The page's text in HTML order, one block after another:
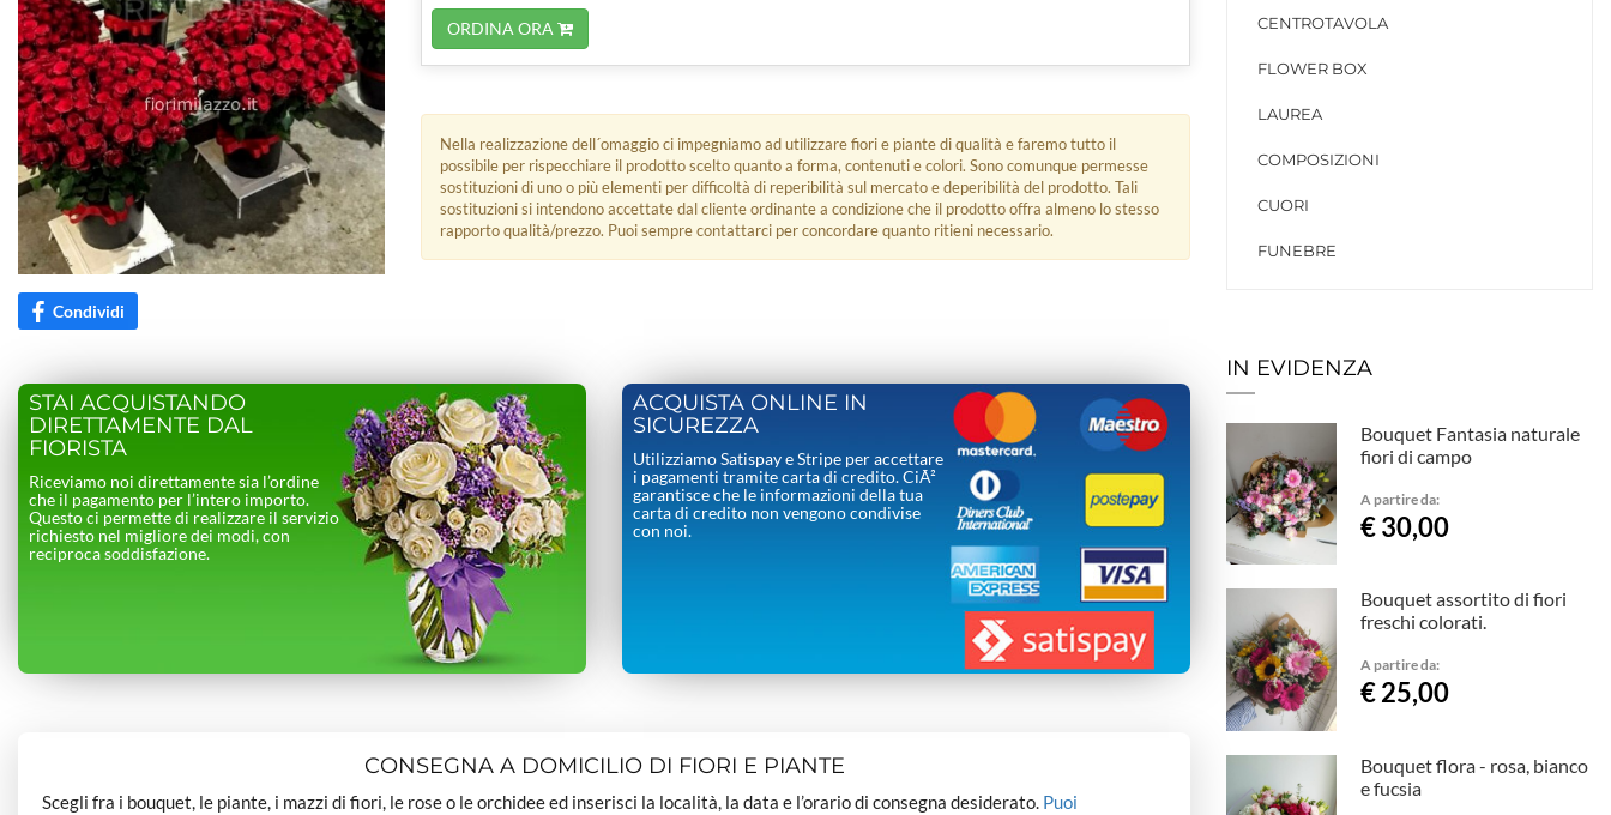
Condividi
ORDINA ORA
Nella realizzazione dell´omaggio ci impegniamo ad utilizzare fiori e piante di qualità e faremo tutto il
possibile per rispecchiare il prodotto scelto quanto a forma, contenuti e colori. Sono comunque permesse
sostituzioni di uno o più elementi per difficoltà di reperibilità sul mercato e deperibilità del prodotto. Tali
sostituzioni si intendono accettate dal cliente ordinante a condizione che il prodotto offra almeno lo stesso
rapporto qualità/prezzo. Puoi sempre contattarci per concordare quanto ritieni necessario.
STAI ACQUISTANDO
DIRETTAMENTE DAL
FIORISTA
Riceviamo noi direttamente sia l’ordine
che il pagamento per l’intero importo.
Questo ci permette di realizzare il servizio
richiesto nel migliore dei modi, con
reciproca soddisfazione.
ACQUISTA ONLINE IN
SICUREZZA
Utilizziamo Satispay e Stripe per accettare
i pagamenti tramite carta di credito. CiÃ²
garantisce che le informazioni della tua
carta di credito non vengono condivise
con noi.
CONSEGNA A DOMICILIO DI FIORI E PIANTE
Scegli fra i bouquet, le piante, i mazzi di fiori, le rose o le orchidee ed inserisci la località, la data e l’orario di consegna desiderato. Puoi
CENTROTAVOLA
FLOWER BOX
LAUREA
COMPOSIZIONI
CUORI
FUNEBRE
IN EVIDENZA
Bouquet Fantasia naturale
fiori di campo
A partire da:
€ 30,00
Bouquet assortito di fiori
freschi colorati.
A partire da:
€ 25,00
Bouquet flora - rosa, bianco
e fucsia